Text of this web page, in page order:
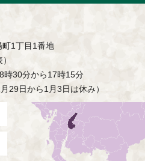
1丁目1番地
30分から17時15分
29日から1月3日は休み）